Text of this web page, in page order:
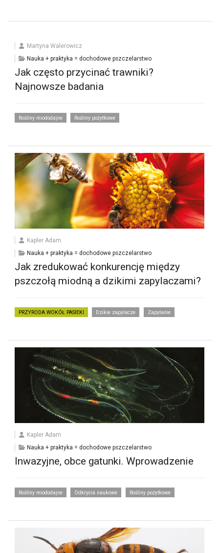
Martyna Walerowicz
Nauka + praktyka = dochodowe pszczelarstwo
Jak często przycinać trawniki?
Najnowsze badania
Rośliny miododajne Rośliny pożytkowe
Kapler Adam
Nauka + praktyka = dochodowe pszczelarstwo
Jak zredukować konkurencję między
pszczołą miodną a dzikimi zapylaczami?
PRZYRODA WOKÓŁ PASIEKI Dzikie zapylacze Zapylanie
Kapler Adam
Nauka + praktyka = dochodowe pszczelarstwo
Inwazyjne, obce gatunki. Wprowadzenie
Rośliny miododajne Odkrycia naukowe Rośliny pożytkowe